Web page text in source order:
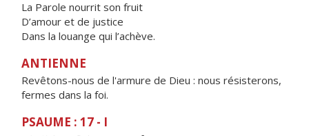
La Parole nourrit son fruit
D’amour et de justice
Dans la louange qui l’achève.
ANTIENNE
Revêtons-nous de l'armure de Dieu : nous résisterons,
fermes dans la foi.
PSAUME : 17 - I